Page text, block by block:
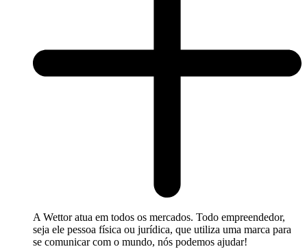
A Wettor atua em todos os mercados. Todo empreendedor,
seja ele pessoa física ou jurídica, que utiliza uma marca para
se comunicar com o mundo, nós podemos ajudar!